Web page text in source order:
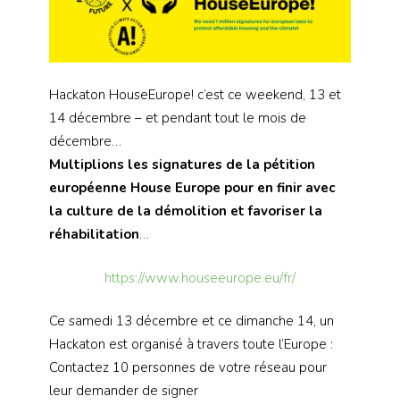
Hackaton HouseEurope! c’est ce weekend, 13 et
14 décembre – et pendant tout le mois de
décembre…
Multiplions les signatures de la pétition
européenne House Europe pour en finir avec
la culture de la démolition et favoriser la
réhabilitation…
https://www.houseeurope.eu/fr/
Ce samedi 13 décembre et ce dimanche 14, un
Hackaton est organisé à travers toute l’Europe :
Contactez 10 personnes de votre réseau pour
leur demander de signer